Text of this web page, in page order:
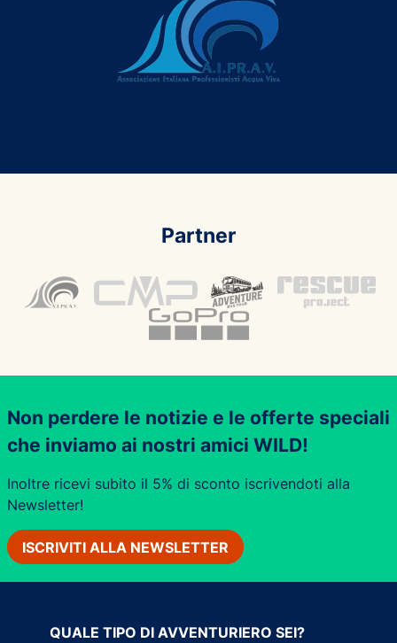
Partner
Non perdere le notizie e le offerte speciali
che inviamo ai nostri amici WILD!
Inoltre ricevi subito il 5% di sconto iscrivendoti alla
Newsletter!
ISCRIVITI ALLA NEWSLETTER
QUALE TIPO DI AVVENTURIERO SEI?